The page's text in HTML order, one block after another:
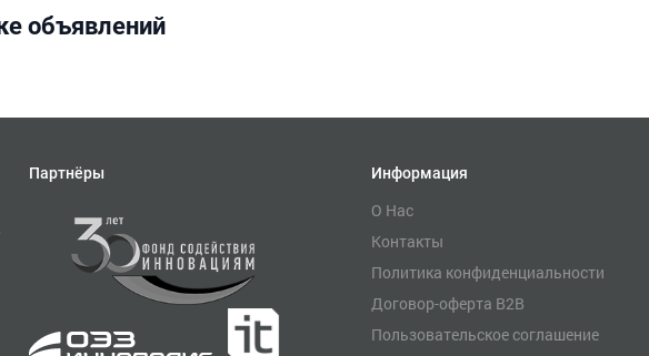
объявлений
Партнёры Информация
О Нас
Контакты
Политика конфиденциальности
Договор-оферта B2B
Пользовательское соглашение